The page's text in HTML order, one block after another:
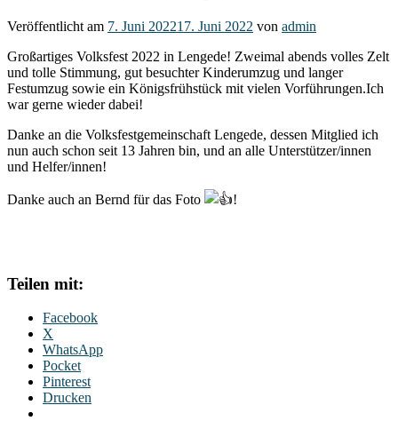
Veröffentlicht am 7. Juni 202217. Juni 2022 von admin
Großartiges Volksfest 2022 in Lengede! Zweimal abends volles Zelt
und tolle Stimmung, gut besuchter Kinderumzug und langer
Festumzug sowie ein Königsfrühstück mit vielen Vorführungen.Ich
war gerne wieder dabei!
Danke an die Volksfestgemeinschaft Lengede, dessen Mitglied ich
nun auch schon seit 13 Jahren bin, und an alle Unterstützer/innen
und Helfer/innen!
Danke auch an Bernd für das Foto !
Teilen mit:
Facebook
X
WhatsApp
Pocket
Pinterest
Drucken